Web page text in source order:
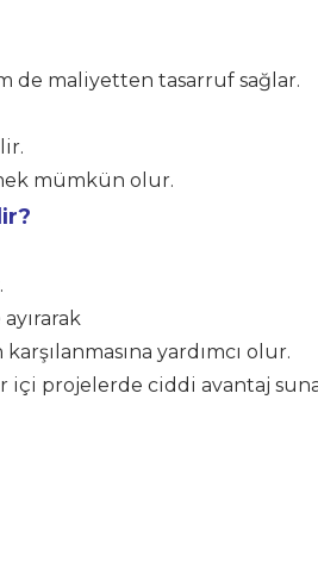
de maliyetten tasarruf sağlar.
mümkün olur.
yardımcı olur.
içi projelerde ciddi avantaj